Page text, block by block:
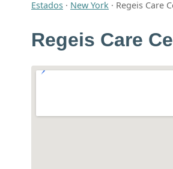
Estados · New York · Regeis Care
Regeis Care